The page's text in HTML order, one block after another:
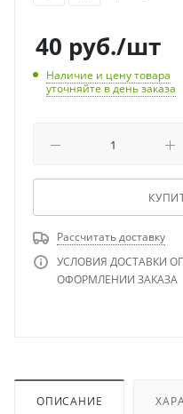
40 руб./шт
Наличие и цену товара
уточняйте в день заказа
Рассчитать доставку
УСЛОВИЯ ДОСТАВКИ
ОФОРМЛЕНИИ ЗАКАЗА
ОПИСАНИЕ